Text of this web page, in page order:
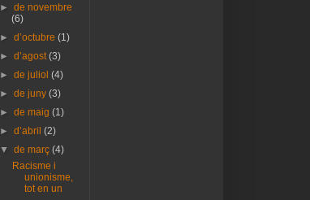
►de novembre
(6)
►d’octubre(1)
►d’agost(3)
►de juliol(4)
►de juny(3)
►de maig(1)
►d’abril(2)
▼de març(4)
Racisme i
unionisme,
tot en un